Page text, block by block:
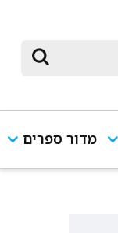
מדור ספרים